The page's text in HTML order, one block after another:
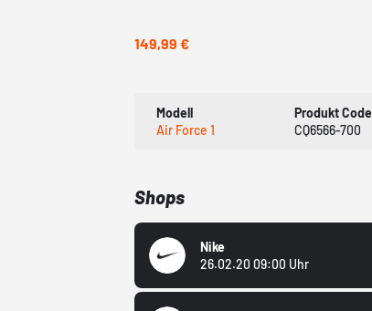
149,99 €
Modell
Air Force 1
Produkt Code
CQ6566-700
Shops
Nike
26.02.20 09:00 Uhr